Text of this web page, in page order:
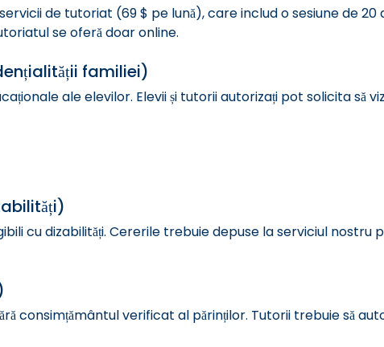
de tutoriat (69 $ pe lună), care includ o sesiune de 20
se oferă doar online.
familiei)
ale elevilor. Elevii și tutorii autorizați pot solicita să
cu dizabilități. Cererile trebuie depuse la serviciul nostru
consimțământul verificat al părinților. Tutorii trebuie să